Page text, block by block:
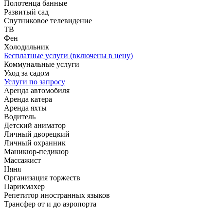
Полотенца банные
Развитый сад
Спутниковое телевидение
ТВ
Фен
Холодильник
Бесплатные услуги (включены в цену)
Коммунальные услуги
Уход за садом
Услуги по запросу
Аренда автомобиля
Аренда катера
Аренда яхты
Водитель
Детский аниматор
Личный дворецкий
Личный охранник
Маникюр-педикюр
Массажист
Няня
Организация торжеств
Парикмахер
Репетитор иностранных языков
Трансфер от и до аэропорта